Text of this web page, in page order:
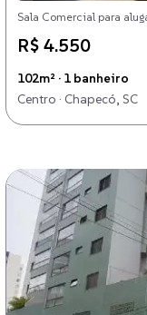
Sala Comercial para
R$ 4.550
102m² · 1 banheiro
Centro · Chapecó, SC